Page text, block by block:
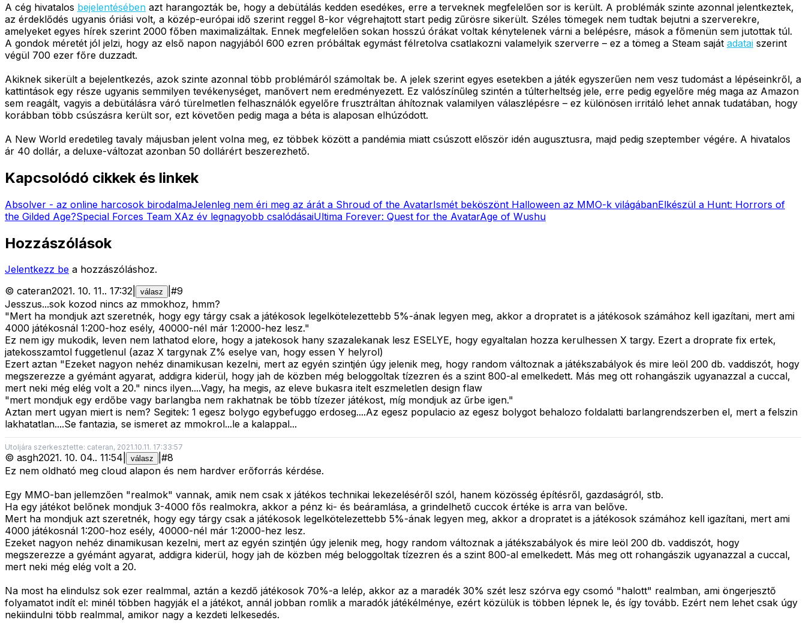
A cég hivatalos bejelentésében azt harangozták be, hogy a debütálás kedden esedékes, erre a terveknek megfelelően sor is került. A problémák szinte azonnal jelentkeztek,
az érdeklődés ugyanis óriási volt, a közép-európai idő szerint reggel 8-kor végrehajtott start pedig zűrösre sikerült. Széles tömegek nem tudtak bejutni a szerverekre,
amelyeket egyes hírek szerint 2000 főben maximalizáltak. Ennek megfelelően sokan hosszú órákat voltak kénytelenek várni a belépésre, mások a főmenün sem jutottak túl.
A gondok méretét jól jelzi, hogy az első napon nagyjából 600 ezren próbáltak egymást félretolva csatlakozni valamelyik szerverre – ez a tömeg a Steam saját adatai szerint
végül 700 ezer főre duzzadt.
Akiknek sikerült a bejelentkezés, azok szinte azonnal több problémáról számoltak be. A jelek szerint egyes esetekben a játék egyszerűen nem vesz tudomást a lépéseinkről, a
kattintások egy része ugyanis semmilyen tevékenységet, manővert nem eredményezett. Ez valószínűleg szintén a túlterheltség jele, erre pedig egyelőre még maga az Amazon
sem reagált, vagyis a debütálásra váró türelmetlen felhasználók egyelőre frusztráltan áhítoznak valamilyen válaszlépésre – ez különösen irritáló lehet annak tudatában, hogy
korábban több csúszásra került sor, ezt követően pedig maga a béta is alaposan elhúzódott.
A New World eredetileg tavaly májusban jelent volna meg, ez többek között a pandémia miatt csúszott először idén augusztusra, majd pedig szeptember végére. A hivatalos
ár 40 dollár, a deluxe-változat azonban 50 dollárért beszerezhető.
Kapcsolódó cikkek és linkek
Absolver - az online harcosok birodalmaJelenleg nem éri meg az árát a Shroud of the AvatarIsmét beköszönt Halloween az MMO-k világábanElkészül a Hunt: Horrors of
the Gilded Age?Special Forces Team XAz év legnagyobb csalódásaiUltima Forever: Quest for the AvatarAge of Wushu
Hozzászólások
Jelentkezz be a hozzászóláshoz.
© cateran2021. 10. 11.. 17:32 válasz #9
Jesszus...sok kozod nincs az mmokhoz, hmm?
"Mert ha mondjuk azt szeretnék, hogy egy tárgy csak a játékosok legelkötelezettebb 5%-ának legyen meg, akkor a dropratet is a játékosok számához kell igazítani, mert ami
4000 játékosnál 1:200-hoz esély, 40000-nél már 1:2000-hez lesz."
Ez nem igy mukodik, leven nem lathatod elore, hogy a jatekosok hany szazalekanak lesz ESELYE, hogy egyaltalan hozza kerulhessen X targy. Ezert a droprate fix ertek,
jatekosszamtol fuggetlenul (azaz X targynak Z% eselye van, hogy essen Y helyrol)
Ezert aztan "Ezeket nagyon nehéz dinamikusan kezelni, mert az egyén szintjén úgy jelenik meg, hogy random változnak a játékszabályok és mire leöl 200 db. vaddiszót, hogy
megszerezze a gyémánt agyarat, addigra kiderül, hogy jah de közben még beloggoltak tízezren és a szint 800-al emelkedett. Más meg ott rohangászik ugyanazzal a cuccal,
mert neki még elég volt a 20." nincs ilyen....Vagy, ha megis, az eleve bukasra itelt eszmeletlen design flaw
"mert mondjuk egy erdőbe vagy barlangba nem rakhatnak be több tízezer játékost, míg mondjuk az űrbe igen."
Aztan mert ugyan miert is nem? Segitek: 1 egesz bolygo egybefuggo erdoseg....Az egesz populacio az egesz bolygot behalozo foldalatti barlangrendszerben el, mert a felszin
lakhatatlan....Se fantazia, se ismeret az mmokrol...le a kalappal...
Utoljára szerkesztette: cateran, 2021.10.11. 17:33:57
© asgh2021. 10. 04.. 11:54 válasz #8
Ez nem oldható meg cloud alapon és nem hardver erőforrás kérdése.
Egy MMO-ban jellemzően "realmok" vannak, amik nem csak x játékos technikai lekezeléséről szól, hanem közösség építésről, gazdaságról, stb.
Ha egy játékot belőnek mondjuk 3-4000 fős realmokra, akkor a pénz ki- és beáramlása, a grindelhető cuccok értéke is arra van belőve.
Mert ha mondjuk azt szeretnék, hogy egy tárgy csak a játékosok legelkötelezettebb 5%-ának legyen meg, akkor a dropratet is a játékosok számához kell igazítani, mert ami
4000 játékosnál 1:200-hoz esély, 40000-nél már 1:2000-hez lesz.
Ezeket nagyon nehéz dinamikusan kezelni, mert az egyén szintjén úgy jelenik meg, hogy random változnak a játékszabályok és mire leöl 200 db. vaddiszót, hogy
megszerezze a gyémánt agyarat, addigra kiderül, hogy jah de közben még beloggoltak tízezren és a szint 800-al emelkedett. Más meg ott rohangászik ugyanazzal a cuccal,
mert neki még elég volt a 20.
Na most ha elindulsz sok ezer realmmal, aztán a kezdő játékosok 70%-a lelép, akkor az a maradék 30% szét lesz szórva egy csomó "halott" realmban, ami öngerjesztő
folyamatot indít el: minél többen hagyják el a játékot, annál jobban romlik a maradók játékélménye, ezért közülük is többen lépnek le, és így tovább. Ezért nem lehet csak úgy
nekiindulni több realmmal, amikor nagy a kezdeti lelkesedés.